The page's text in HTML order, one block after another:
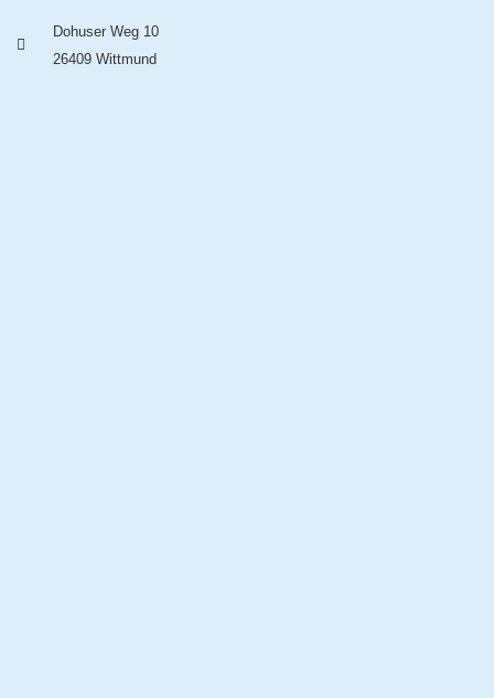
Dohuser Weg 10
26409 Wittmund